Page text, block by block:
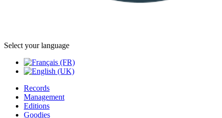
Select your language
Records
Management
Editions
Goodies